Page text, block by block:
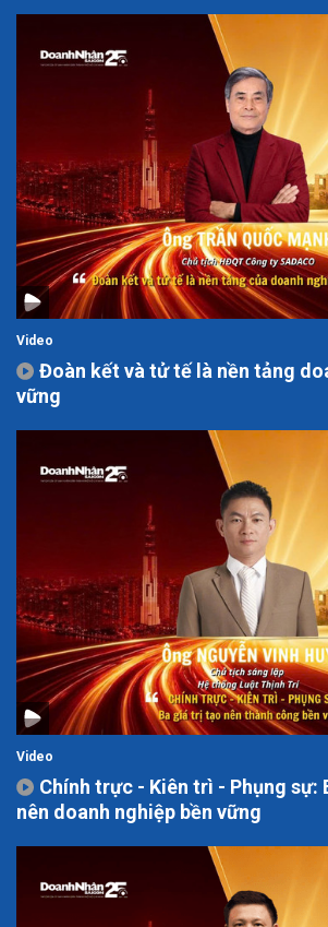
Video
Đoàn kết và tử tế là nền tảng
vững
Video
Chính trực - Kiên trì - Phụng sự:
nên doanh nghiệp bền vững